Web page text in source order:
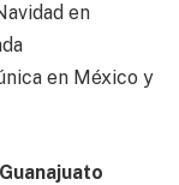
en
en México y